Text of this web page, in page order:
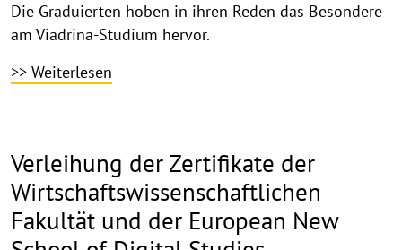
Die Graduierten hoben in ihren Reden das Besondere
am Viadrina-Studium hervor.
>> Weiterlesen
Verleihung der Zertifikate der
Wirtschaftswissenschaftlichen
Fakultät und der European New